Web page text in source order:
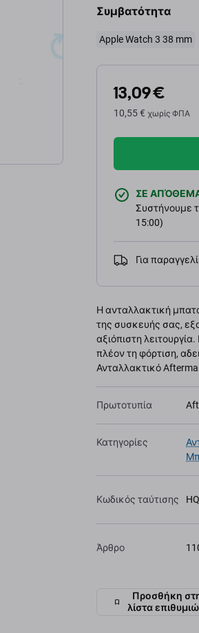
Συμβατότητα
Apple Watch 3 38 mm
13,09 €
10,55 € χωρίς ΦΠΑ
ΣΕ
Συστήνουμε
15:00)
Για
Η ανταλλακτική
της συσκευής σας,
αξιόπιστη
πλέον τη φόρτιση,
Ανταλλακτικό
Πρωτοτυπία
Κατηγορίες
Κωδικός ταύτισης
Άρθρο
Προσθήκη
λίστα